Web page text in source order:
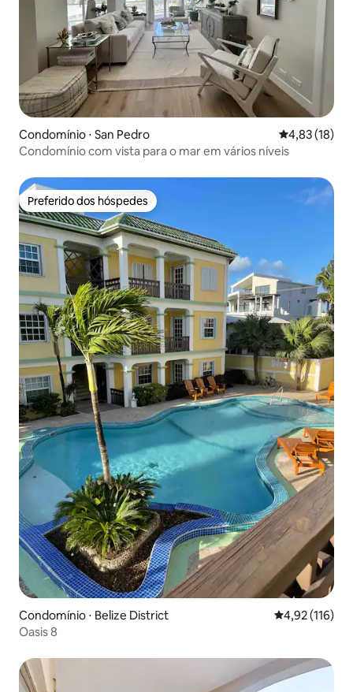
Condomínio ⋅ San Pedro 4,83 de uma
4,83 (18)
Condomínio com vista para o mar em vários níveis
Preferido dos hóspedes
Preferido dos hóspedes
Condomínio ⋅ Belize District 4,92 de uma
4,92 (116)
Oasis 8